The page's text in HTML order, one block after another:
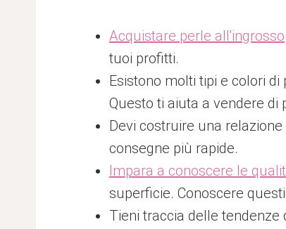
Acquistare perle all'ingrosso
tuoi profitti.
Esistono molti tipi e colori
Questo ti aiuta a vendere di
Devi costruire una
consegne più rapide.
Impara a conoscere le
superficie. Conoscere
Tieni traccia delle